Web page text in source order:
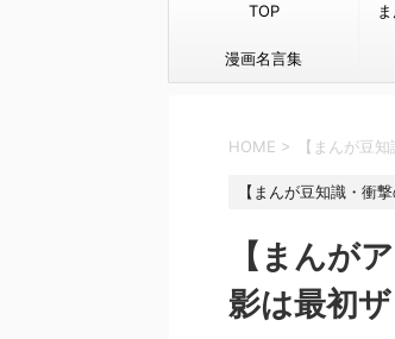
TOP
漫画名言集
HOME > 【まんが豆
【まんが豆知識・衝撃
【まんが
影は最初